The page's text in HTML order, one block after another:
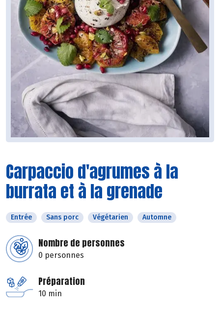
Carpaccio d'agrumes à la
burrata et à la grenade
Entrée Sans porc Végétarien Automne
Nombre de personnes
0 personnes
Préparation
10 min